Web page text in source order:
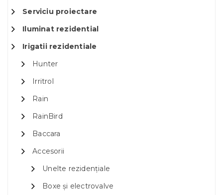
Serviciu proiectare
Iluminat rezidential
Irigatii rezidentiale
Hunter
Irritrol
Rain
RainBird
Baccara
Accesorii
Unelte rezidențiale
Boxe și electrovalve